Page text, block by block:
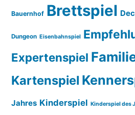
Bauernhof Brettspiel
Dungeon Eisenbahnspiel
Expertenspiel
Kartenspiel
Jahres Kinderspiel Kinderspiel des